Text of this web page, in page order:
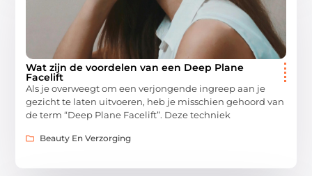
Wat zijn de voordelen van een Deep Plane
Facelift
Als je overweegt om een verjongende ingreep aan je
gezicht te laten uitvoeren, heb je misschien gehoord van
de term “Deep Plane Facelift”. Deze techniek
Beauty En Verzorging